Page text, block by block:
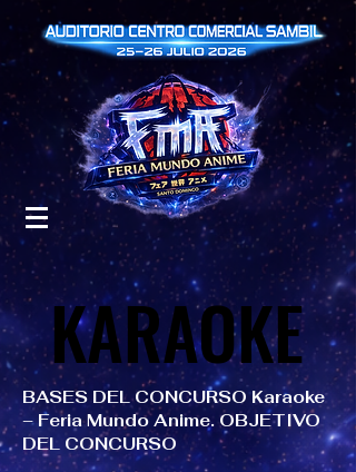
KARAOKE
KARAOKE
BASES DEL CONCURSO Karaoke
– Feria Mundo Anime. OBJETIVO
DEL CONCURSO